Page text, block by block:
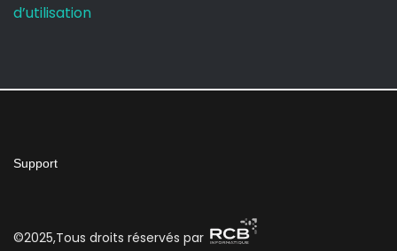
d’utilisation
Support
©2025,Tous droits réservés par